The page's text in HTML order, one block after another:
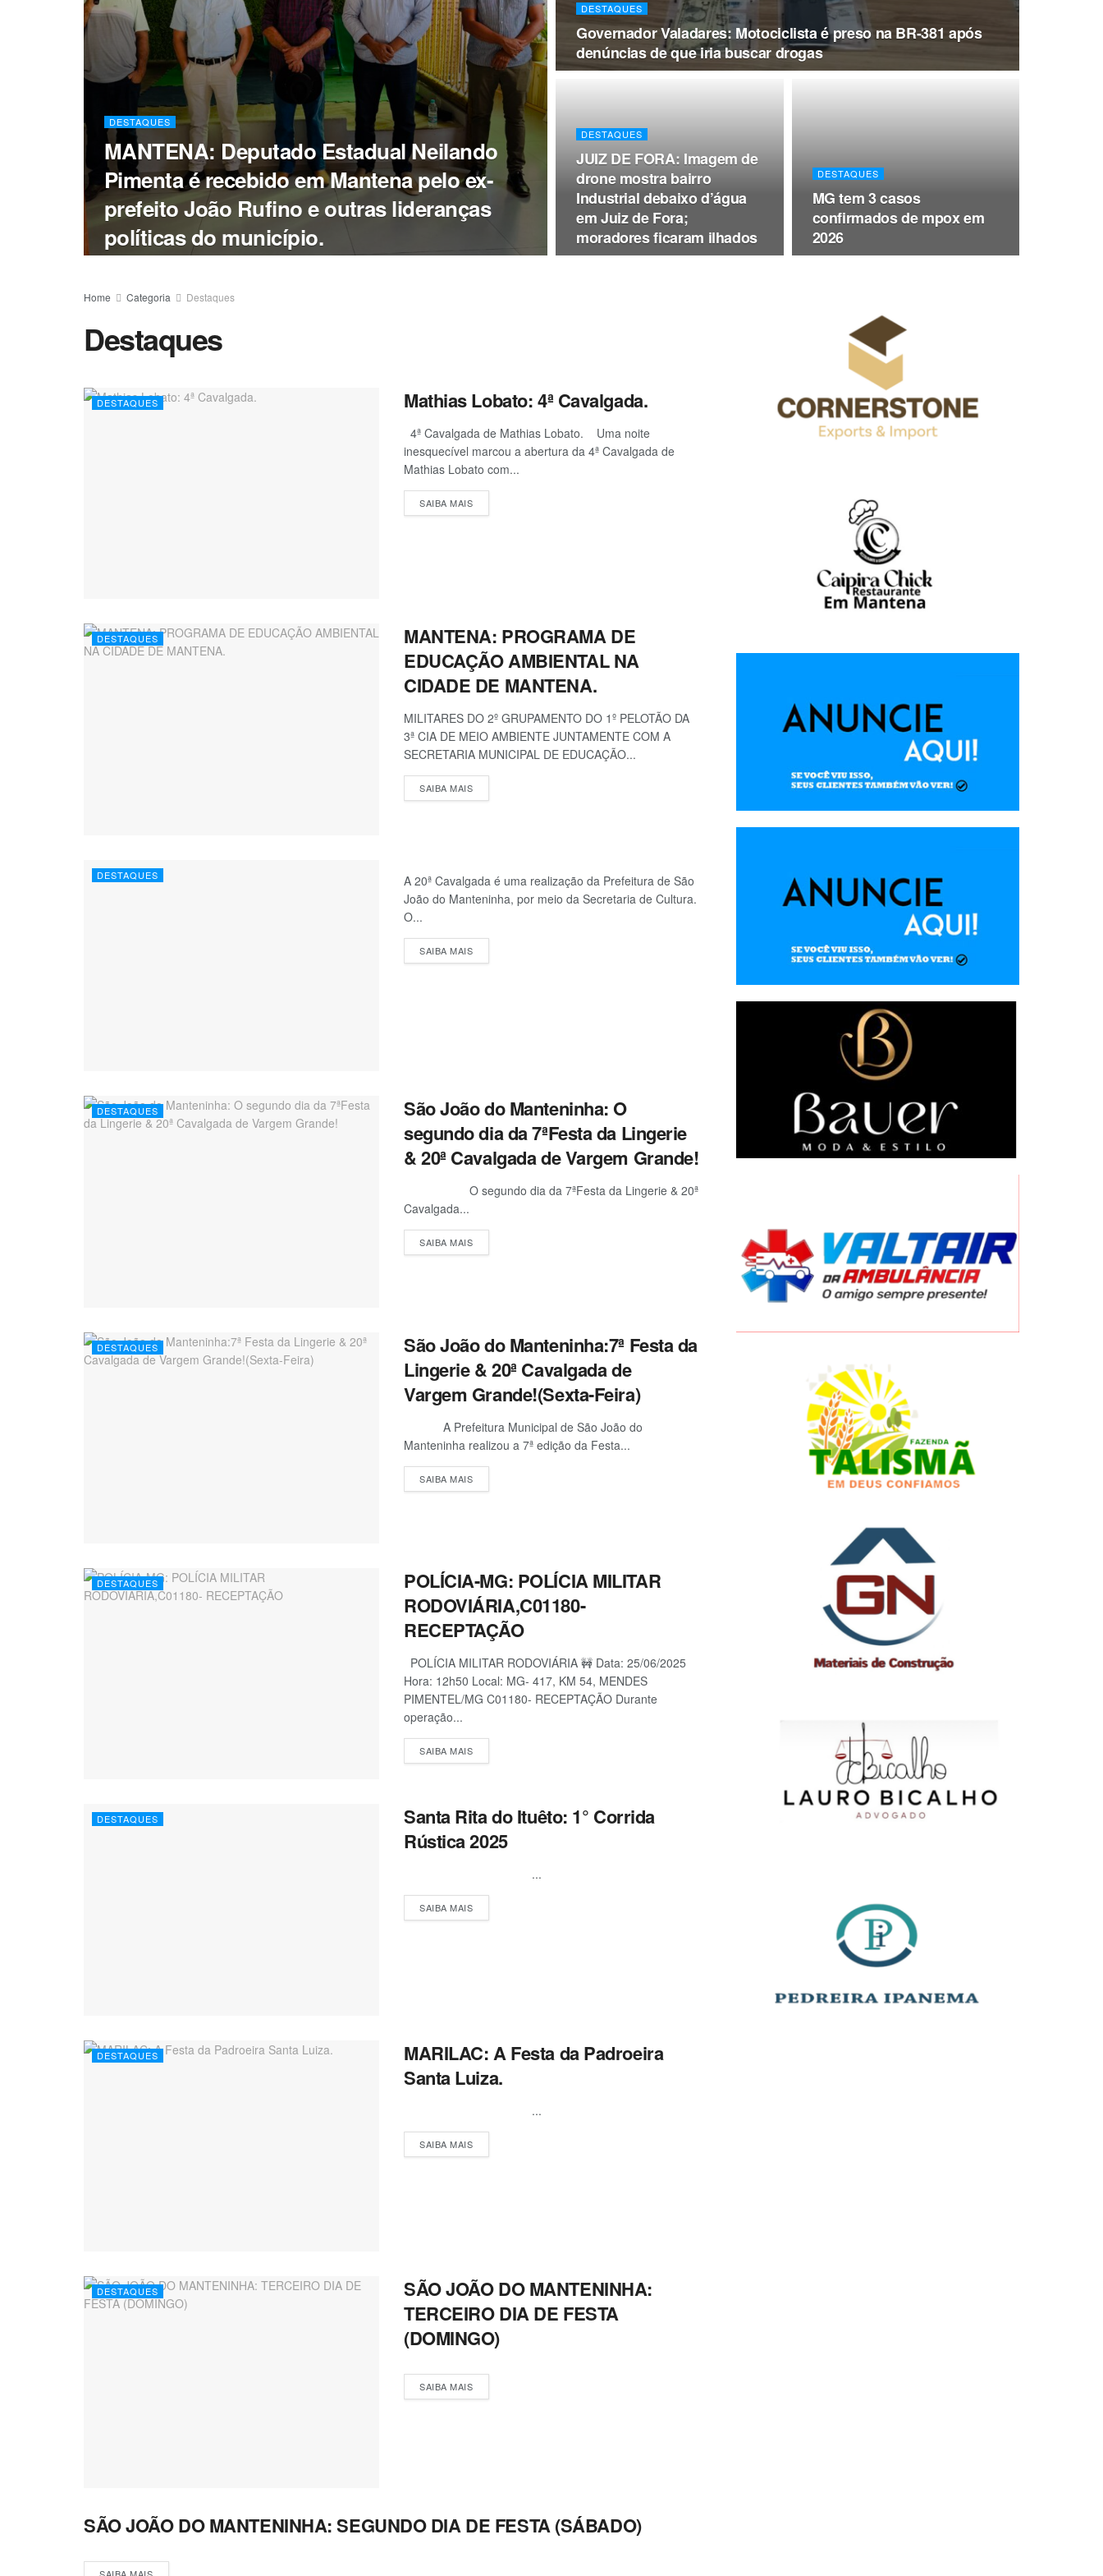
DESTAQUES
MANTENA: Deputado Estadual Neilando
Pimenta é recebido em Mantena pelo ex-
prefeito João Rufino e outras lideranças
políticas do município.
DESTAQUES
Governador Valadares: Motociclista é preso na BR-381 após
denúncias de que iria buscar drogas
DESTAQUES
JUIZ DE FORA: Imagem de
drone mostra bairro
Industrial debaixo d’água
em Juiz de Fora;
moradores ficaram ilhados
DESTAQUES
MG tem 3 casos
confirmados de mpox em
2026
Home Categoria Destaques
Destaques
DESTAQUES Mathias Lobato: 4ª Cavalgada.
4ª Cavalgada de Mathias Lobato. Uma noite
inesquecível marcou a abertura da 4ª Cavalgada de
Mathias Lobato com...
SAIBA MAIS
DESTAQUES
MANTENA: PROGRAMA DE
EDUCAÇÃO AMBIENTAL NA
CIDADE DE MANTENA.
MILITARES DO 2º GRUPAMENTO DO 1º PELOTÃO DA
3ª CIA DE MEIO AMBIENTE JUNTAMENTE COM A
SECRETARIA MUNICIPAL DE EDUCAÇÃO...
SAIBA MAIS
DESTAQUES
A 20ª Cavalgada é uma realização da Prefeitura de São
João do Manteninha, por meio da Secretaria de Cultura.
O...
SAIBA MAIS
DESTAQUES
São João do Manteninha: O
segundo dia da 7ªFesta da Lingerie
& 20ª Cavalgada de Vargem Grande!
O segundo dia da 7ªFesta da Lingerie & 20ª
Cavalgada...
SAIBA MAIS
DESTAQUES
São João do Manteninha:7ª Festa da
Lingerie & 20ª Cavalgada de
Vargem Grande!(Sexta-Feira)
A Prefeitura Municipal de São João do
Manteninha realizou a 7ª edição da Festa...
SAIBA MAIS
DESTAQUES
POLÍCIA-MG: POLÍCIA MILITAR
RODOVIÁRIA,C01180-
RECEPTAÇÃO
POLÍCIA MILITAR RODOVIÁRIA 🚧 Data: 25/06/2025
Hora: 12h50 Local: MG- 417, KM 54, MENDES
PIMENTEL/MG C01180- RECEPTAÇÃO Durante
operação...
SAIBA MAIS
DESTAQUES
Santa Rita do Ituêto: 1° Corrida
Rústica 2025
...
SAIBA MAIS
DESTAQUES
MARILAC: A Festa da Padroeira
Santa Luiza.
...
SAIBA MAIS
DESTAQUES
SÃO JOÃO DO MANTENINHA:
TERCEIRO DIA DE FESTA
(DOMINGO)
SAIBA MAIS
DESTAQUES
SÃO JOÃO DO MANTENINHA: SEGUNDO DIA DE FESTA (SÁBADO)
SAIBA MAIS